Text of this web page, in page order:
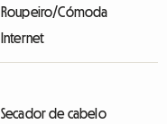
Roupeiro/Cómoda
Internet
Secador de cabelo